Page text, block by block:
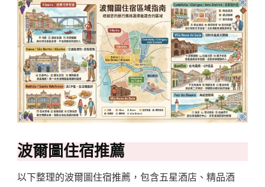
波爾圖住宿推薦
以下整理的波爾圖住宿推薦，包含五星酒店、精品酒